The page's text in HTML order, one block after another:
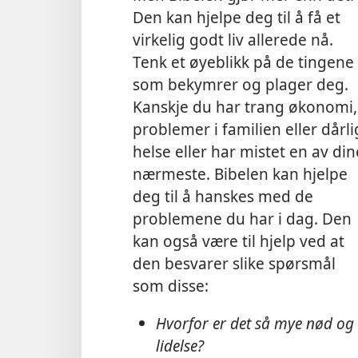
Den kan hjelpe deg til å få et
virkelig godt liv allerede nå.
Tenk et øyeblikk på de tingene
som bekymrer og plager deg.
Kanskje du har trang økonomi,
problemer i familien eller
helse eller har mistet en av
nærmeste. Bibelen kan hjelpe
deg til å hanskes med de
problemene du har i dag. Den
kan også være til hjelp ved at
den besvarer slike spørsmål
som disse:
Hvorfor er det så mye nød og
lidelse?